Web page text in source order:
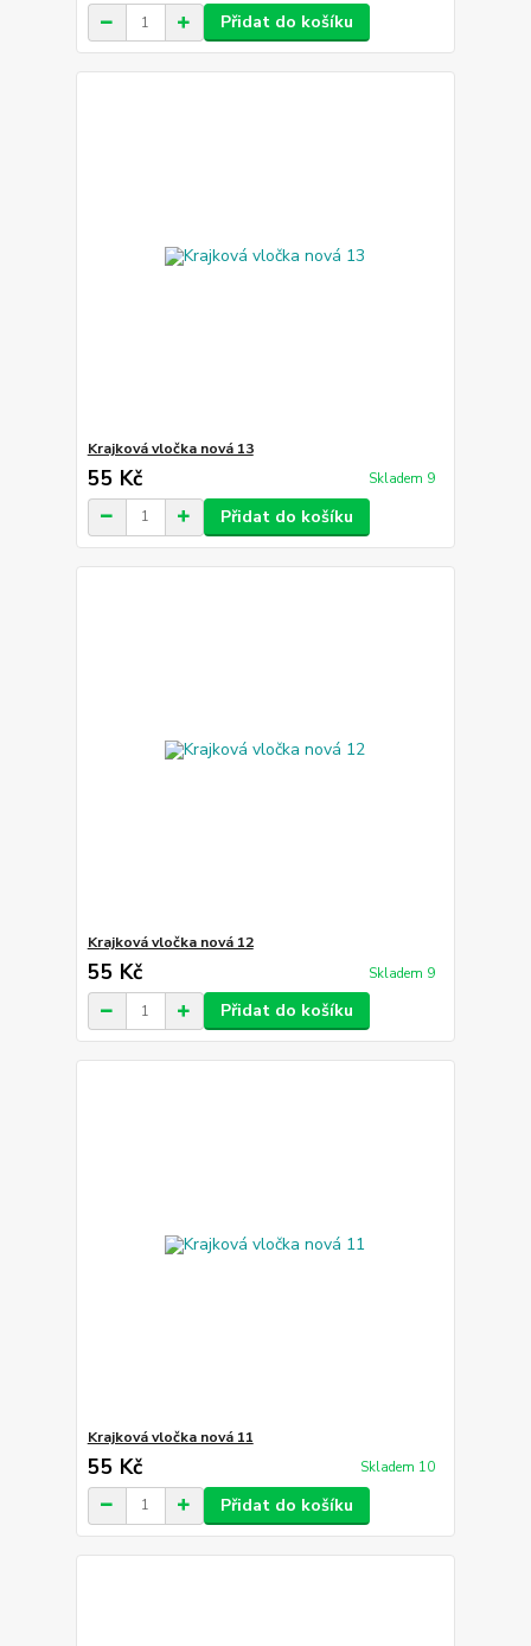
Přidat do košíku
Krajková vločka nová 13
55 Kč Skladem 9
Přidat do košíku
Krajková vločka nová 12
55 Kč Skladem 9
Přidat do košíku
Krajková vločka nová 11
55 Kč Skladem 10
Přidat do košíku